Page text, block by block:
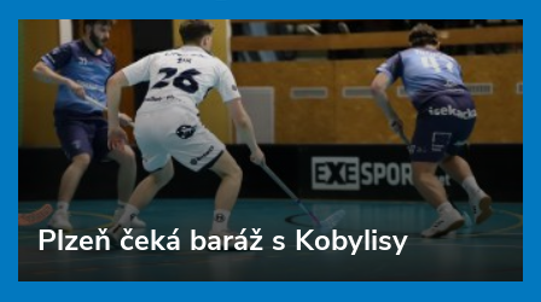
Plzeň čeká baráž s Kobylisy